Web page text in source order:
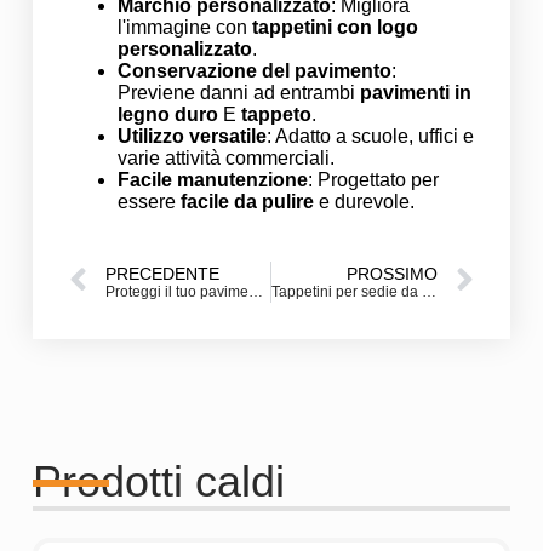
Marchio personalizzato: Migliora
l'immagine con tappetini con logo
personalizzato.
Conservazione del pavimento:
Previene danni ad entrambi pavimenti in
legno duroE tappeto.
Utilizzo versatile: Adatto a scuole, uffici e
varie attività commerciali.
Facile manutenzione: Progettato per
essere facile da puliree durevole.
PRECEDENTE PROSSIMO
Prodotti caldi